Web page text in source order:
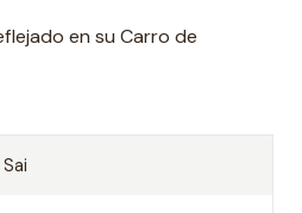
en su Carro de